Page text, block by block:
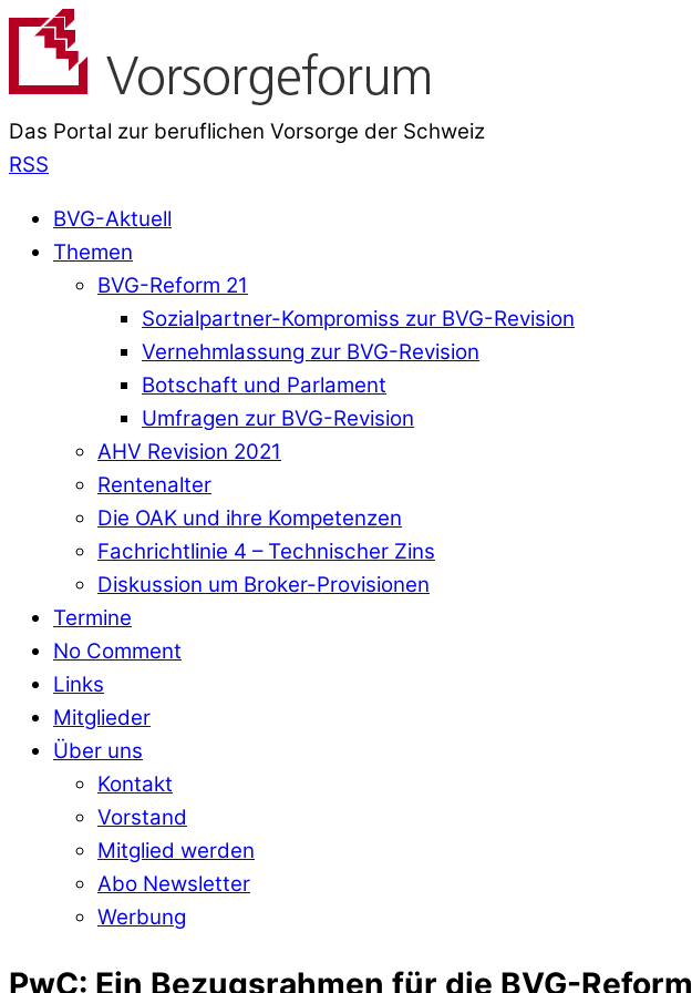
Das Portal zur beruflichen Vorsorge der Schweiz
RSS
BVG-Aktuell
Themen
BVG-Reform 21
Sozialpartner-Kompromiss zur BVG-Revision
Vernehmlassung zur BVG-Revision
Botschaft und Parlament
Umfragen zur BVG-Revision
AHV Revision 2021
Rentenalter
Die OAK und ihre Kompetenzen
Fachrichtlinie 4 – Technischer Zins
Diskussion um Broker-Provisionen
Termine
No Comment
Links
Mitglieder
Über uns
Kontakt
Vorstand
Mitglied werden
Abo Newsletter
Werbung
PwC: Ein Bezugsrahmen für die BVG-Reform